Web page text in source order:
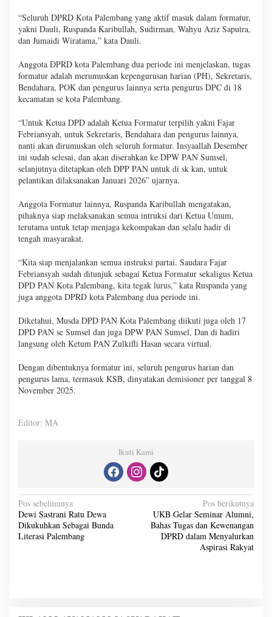
“Seluruh DPRD Kota Palembang yang aktif masuk dalam formatur,
yakni Dauli, Ruspanda Karibullah, Sudirman, Wahyu Aziz Saputra,
dan Jumaidi Wiratama,” kata Dauli.
Anggota DPRD kota Palembang dua periode ini menjelaskan, tugas
formatur adalah merumuskan kepengurusan harian (PH), Sekretaris,
Bendahara, POK dan pengurus lainnya serta pengurus DPC di 18
kecamatan se kota Palembang.
“Untuk Ketua DPD adalah Ketua Formatur terpilih yakni Fajar
Febriansyah, untuk Sekretaris, Bendahara dan pengurus lainnya,
nanti akan dirumuskan oleh seluruh formatur. Insyaallah Desember
ini sudah selesai, dan akan diserahkan ke DPW PAN Sumsel,
selanjutnya ditetapkan oleh DPP PAN untuk di sk kan, untuk
pelantikan dilaksanakan Januari 2026” ujarnya.
Anggota Formatur lainnya, Ruspanda Karibullah mengatakan,
pihaknya siap melaksanakan semua intruksi dari Ketua Umum,
terutama untuk tetap menjaga kekompakan dan selalu hadir di
tengah masyarakat.
“Kita siap menjalankan semua instruksi partai. Saudara Fajar
Febriansyah sudah ditunjuk sebagai Ketua Formatur sekaligus Ketua
DPD PAN Kota Palembang, kita tegak lurus,” kata Ruspanda yang
juga anggota DPRD kota Palembang dua periode ini.
Diketahui, Musda DPD PAN Kota Palembang diikuti juga oleh 17
DPD PAN se Sumsel dan juga DPW PAN Sumsel, Dan di hadiri
langsung oleh Ketum PAN Zulkifli Hasan secara virtual.
Dengan dibentuknya formatur ini, seluruh pengurus harian dan
pengurus lama, termasuk KSB, dinyatakan demisioner per tanggal 8
November 2025.
Editor: MA
Ikuti Kami
N
a
v
Pos sebelumnya
Dewi Sastrani Ratu Dewa
Dikukuhkan Sebagai Bunda
Literasi Palembang
Pos berikutnya
UKB Gelar Seminar Alumni,
Bahas Tugas dan Kewenangan
DPRD dalam Menyalurkan
Aspirasi Rakyat